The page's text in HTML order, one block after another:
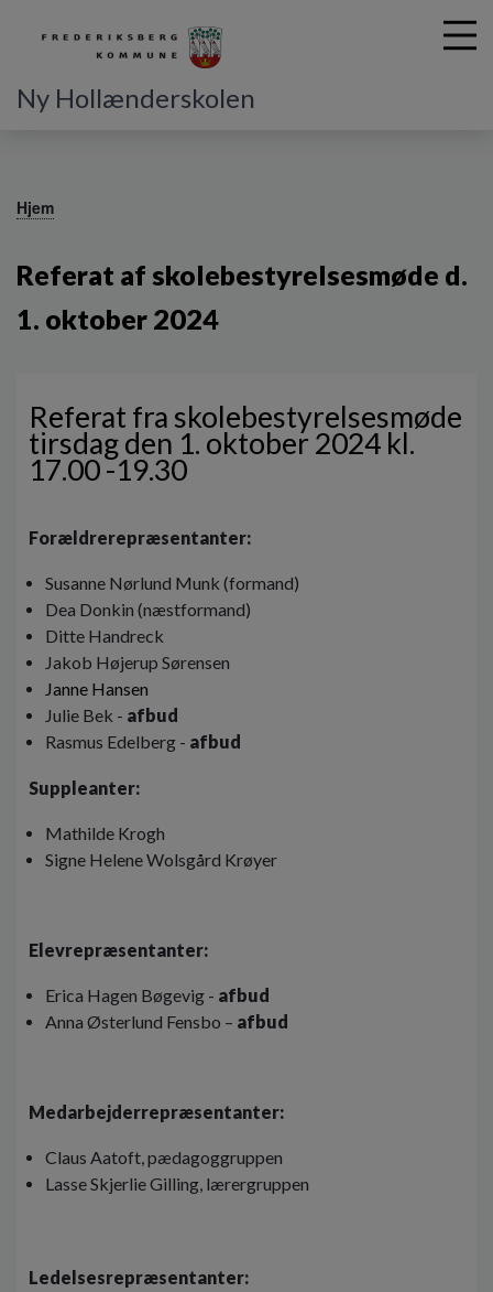
Ny Hollænderskolen
Hjem
Referat af skolebestyrelsesmøde d.
1. oktober 2024
Referat fra skolebestyrelsesmøde
tirsdag den 1. oktober 2024 kl.
17.00 -19.30
Forældrerepræsentanter:
Susanne Nørlund Munk (formand)
Dea Donkin (næstformand)
Ditte Handreck
Jakob Højerup Sørensen
Janne Hansen
Julie Bek - afbud
Rasmus Edelberg - afbud
Suppleanter:
Mathilde Krogh
Signe Helene Wolsgård Krøyer
Elevrepræsentanter:
Erica Hagen Bøgevig - afbud
Anna Østerlund Fensbo – afbud
Medarbejderrepræsentanter:
Claus Aatoft, pædagoggruppen
Lasse Skjerlie Gilling, lærergruppen
Ledelsesrepræsentanter: